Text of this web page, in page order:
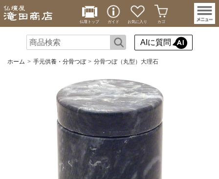
仏壇トップ ガイド お気に入り カゴ
AIに質問
ホーム 手元供養・分骨つぼ 分骨つぼ（丸型）大理石